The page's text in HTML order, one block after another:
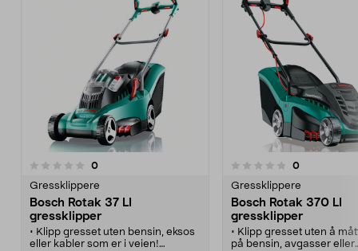
0anmeldelser
Gressklippere
Bosch Rotak 37 LI
gressklipper
• Klipp gresset uten bensin, eksos
eller kabler som er i veien!
0.0 av 5 stjerner 0anmeldelser
Gressklippere
Bosch Rotak 370 LI
gressklipper
• Klipp gresset uten å
på bensin, avgasser eller